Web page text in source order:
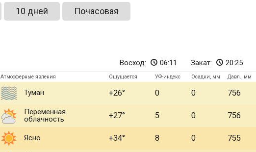
10 дней Почасовая
Восход: 06:11 Закат: 20:25
Атмосферные явления Ощущается УФ-индекс Осадки, мм Давл., мм
Туман +26 0 0 756
Переменная
облачность
+27 5 0 756
Ясно +34 8 0 755